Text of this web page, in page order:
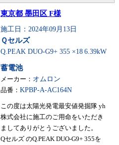
東京都 墨田区 F様
施工日：2024年09月13日
Ｑセルズ
Q.PEAK DUO-G9+ 355 ×18 6.39kW
蓄電池
メーカー： オムロン
品番： KPBP-A-AC164N
この度は太陽光発電最安値発掘隊 yh
株式会社に施工のご用命をいただき
ましてありがとうございました。
Qセルズ のQ.PEAK DUO-G9+ 355を